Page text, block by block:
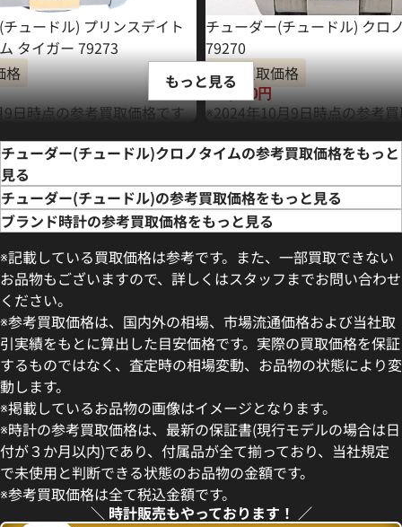
ュードル) プリンスデイト
タイガー 79273
格
日時点の参考買取価格です
チューダー(チュードル) クロ
79270
参考買取価格
406,000円
※2024年10月9日時点の参考
もっと見る
チューダー(チュードル)クロノタイムの参考買取価格をもっと
見る
チューダー(チュードル)の参考買取価格をもっと見る
ブランド時計の参考買取価格をもっと見る
※記載している買取価格は参考です。また、一部買取できない
お品物もございますので、詳しくはスタッフまでお問い合わせ
ください。
※参考買取価格は、国内外の相場、市場流通価格および当社取
引実績をもとに算出した目安価格です。実際の買取価格を保証
するものではなく、査定時の相場変動、お品物の状態により変
動します。
※掲載しているお品物の画像はイメージとなります。
※時計の参考買取価格は、最新の保証書(現行モデルの場合は日
付が３か月以内)であり、付属品が全て揃っており、当社規定
で未使用と判断できる状態のお品物の金額です。
※参考買取価格は全て税込金額です。
＼ 時計販売もやっております！ ／